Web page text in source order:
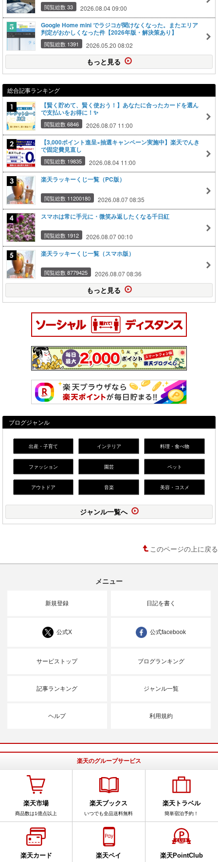
閲覧総数 33 2026.08.04 09:00
Google Home mini でラジコが聞けなくなった。またエリア
判定がおかしくなった件【2026年版・解決策あり】
閲覧総数 1391 2026.05.20 08:02
もっと見る
総合記事ランキング
【賢く貯めて、賢く使おう！】あなたに合ったカードを選ん
で支払いをお得に！✨
閲覧総数 6846 2026.08.07 11:00
【3,000ポイント進呈×抽選キャンペーン実施中】楽天でんき
で固定費見直し
閲覧総数 19835 2026.08.04 11:00
楽天ラッキーくじ一覧（PC版）
閲覧総数 11200180 2026.08.07 08:35
スマホは常に手元に・微笑み返したくなる千日紅
閲覧総数 1912 2026.08.07 00:10
楽天ラッキーくじ一覧（スマホ版）
閲覧総数 8779425 2026.08.07 08:36
もっと見る
ブログジャンル
出産・子育て インテリア 料理・食べ物
ファッション 園芸 ペット
アウトドア 音楽 美容・コスメ
ジャンル一覧へ
このページの上に戻る
メニュー
新規登録 日記を書く
公式X 公式facebook
サービストップ ブログランキング
記事ランキング ジャンル一覧
ヘルプ 利用規約
楽天のグループサービス
楽天市場
商品数は1億点以上
楽天ブックス
いつでも全品送料無料
楽天トラベル
簡単宿泊予約！
楽天カード 楽天ペイ 楽天PointClub